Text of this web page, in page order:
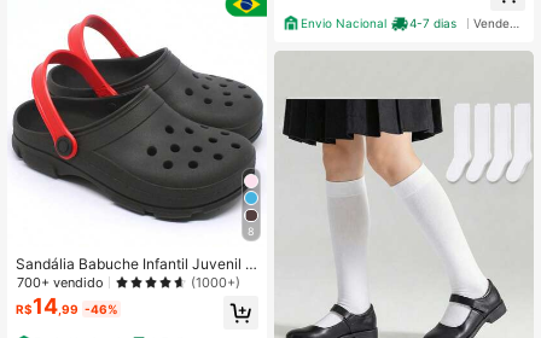
8
Sandália Babuche Infantil Juvenil L
eve Macio
700+ vendido (1000+)
R$14 ,99 -46%
Envio Nacional 4-7 dias